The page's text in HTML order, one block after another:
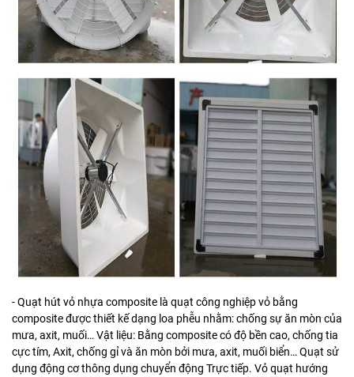
- Quạt hút vỏ nhựa composite là quạt công nghiệp vỏ bằng
composite được thiết kế dạng loa phễu nhằm: chống sự ăn mòn của
mưa, axit, muối… Vật liệu: Bằng composite có độ bền cao, chống tia
cực tím, Axit, chống gỉ và ăn mòn bởi mưa, axit, muối biển… Quạt sử
dụng động cơ thông dụng chuyển động Trực tiếp. Vỏ quạt hướng